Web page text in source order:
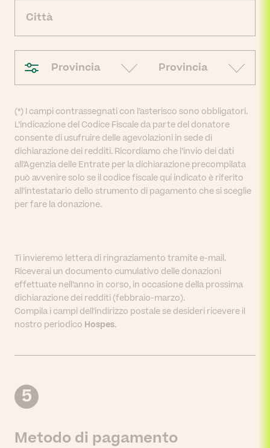
Provincia Provincia
(*) I campi contrassegnati con l’asterisco sono obbligatori.
L’indicazione del Codice Fiscale da parte del donatore
consente di usufruire delle agevolazioni in sede di
dichiarazione dei redditi. Ricordiamo che l’invio dei dati
all’Agenzia delle Entrate per la dichiarazione precompilata
può avvenire solo se il codice fiscale qui indicato è riferito
all’intestatario dello strumento di pagamento che si sceglie
per fare la donazione.
Ti invieremo lettera di ringraziamento tramite e-mail.
Riceverai un documento cumulativo delle donazioni
effettuate nell’anno in corso, in occasione della prossima
dichiarazione dei redditi (febbraio-marzo).
Compila i campi dell'indirizzo postale se desideri ricevere il
nostro periodico Hospes.
5
Metodo di pagamento